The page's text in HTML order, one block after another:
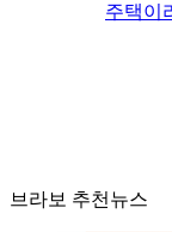
주택이
브라보 추천뉴스